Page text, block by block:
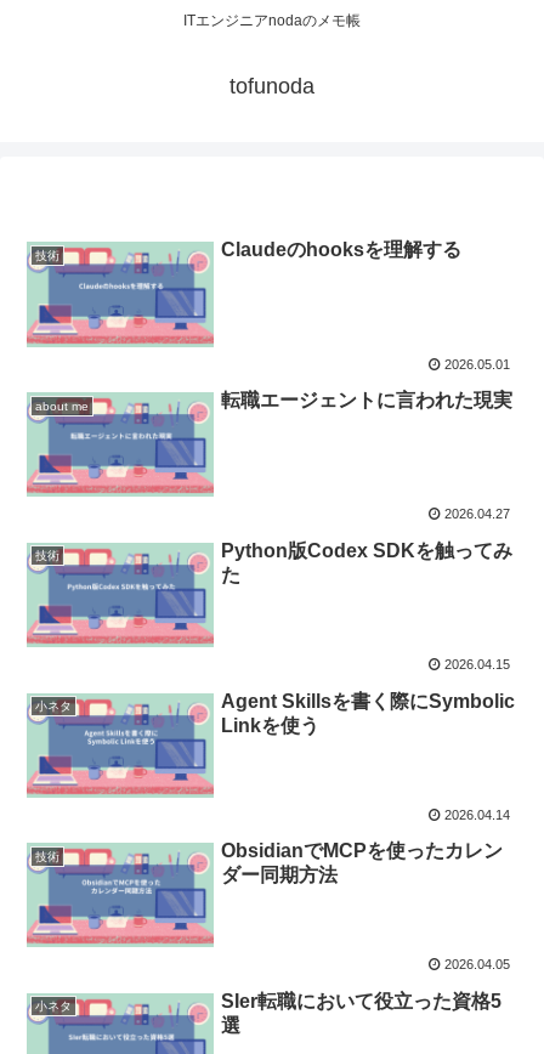
ITエンジニアnodaのメモ帳
tofunoda
技術 Claudeのhooksを理解する
2026.05.01
about me 転職エージェントに言われた現実
2026.04.27
技術
Python版Codex SDKを触ってみ
た
2026.04.15
小ネタ
Agent Skillsを書く際にSymbolic
Linkを使う
2026.04.14
技術
ObsidianでMCPを使ったカレン
ダー同期方法
2026.04.05
小ネタ
SIer転職において役立った資格5
選